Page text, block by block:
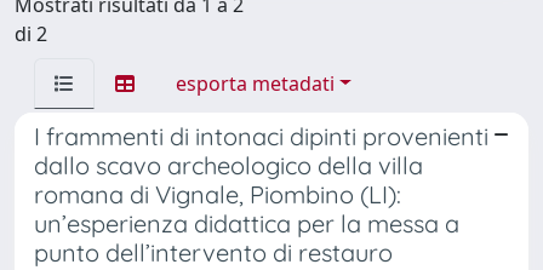
di 2
esporta metadati
I frammenti di intonaci dipinti provenienti
dallo scavo archeologico della villa
romana di Vignale, Piombino (LI):
un’esperienza didattica per la messa a
punto dell’intervento di restauro